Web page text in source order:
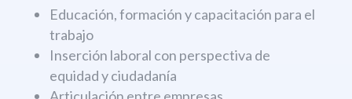
Educación, formación y capacitación para el
trabajo
Inserción laboral con perspectiva de
equidad y ciudadanía